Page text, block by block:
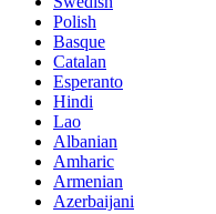
Polish
Basque
Catalan
Esperanto
Hindi
Lao
Albanian
Amharic
Armenian
Azerbaijani